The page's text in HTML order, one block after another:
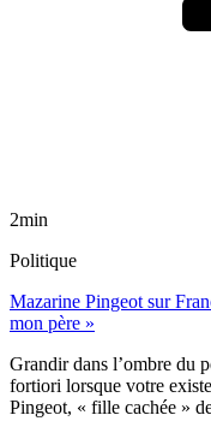
2min
Politique
Mazarine Pingeot sur
mon père »
Grandir dans l’ombre du
fortiori lorsque votre
Pingeot, « fille cachée »